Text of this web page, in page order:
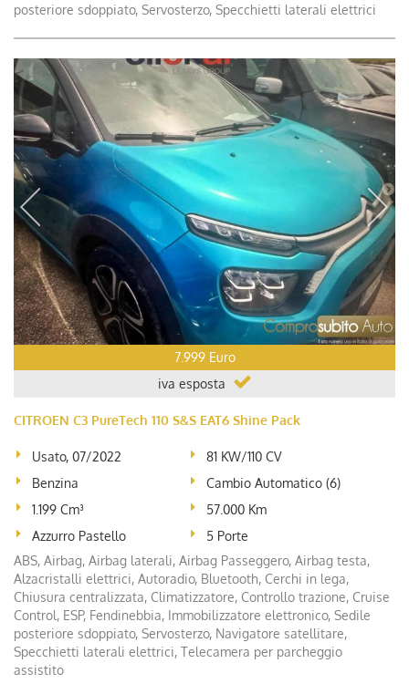
posteriore sdoppiato, Servosterzo, Specchietti laterali elettrici
7.999 Euro
iva esposta
CITROEN C3 PureTech 110 S&S EAT6 Shine Pack
Usato, 07/2022
81 KW/110 CV
Benzina
Cambio Automatico (6)
1.199 Cm³
57.000 Km
Azzurro Pastello
5 Porte
ABS, Airbag, Airbag laterali, Airbag Passeggero, Airbag testa,
Alzacristalli elettrici, Autoradio, Bluetooth, Cerchi in lega,
Chiusura centralizzata, Climatizzatore, Controllo trazione, Cruise
Control, ESP, Fendinebbia, Immobilizzatore elettronico, Sedile
posteriore sdoppiato, Servosterzo, Navigatore satellitare,
Specchietti laterali elettrici, Telecamera per parcheggio
assistito